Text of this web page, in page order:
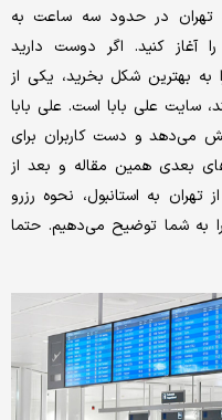
تهران در حدود سه ساعت به
آغاز کنید. اگر دوست دارید
به بهترین شکل بخرید، یکی از
سایت علی بابا است. علی بابا
می‌دهد و دست کاربران برای
بعدی همین مقاله و بعد از
تهران به استانبول، نحوه رزرو
به شما توضیح می‌دهیم. حتما